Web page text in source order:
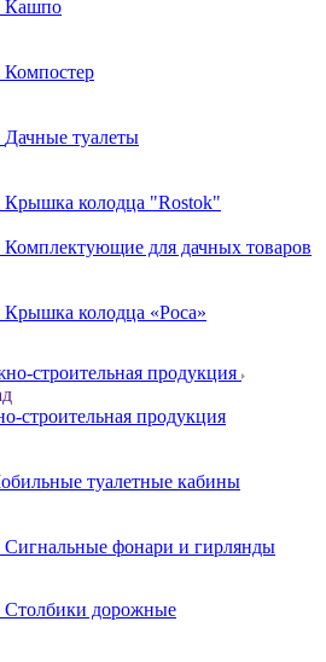
Кашпо
Компостер
Дачные туалеты
Крышка колодца "Rostok"
Комплектующие для дачных товаров
Крышка колодца «Роса»
строительная продукция
строительная продукция
туалетные кабины
Сигнальные фонари и гирлянды
Столбики дорожные